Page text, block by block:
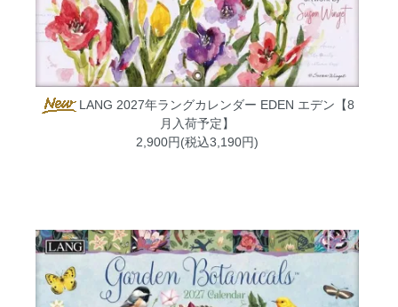
LANG 2027年ラングカレンダー EDEN エデン【8
月入荷予定】
2,900円(税込3,190円)